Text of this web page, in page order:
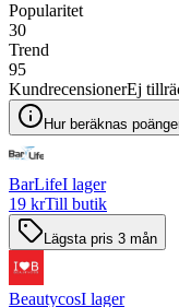
Popularitet
30
Trend
95
KundrecensionerEj
Hur beräknas
BarLifeI lager
19 krTill butik
Lägsta pris 3 mån
BeautycosI lager